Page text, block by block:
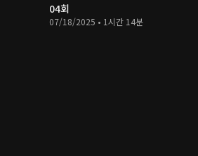
04회
07/18/2025 • 1시간 14분